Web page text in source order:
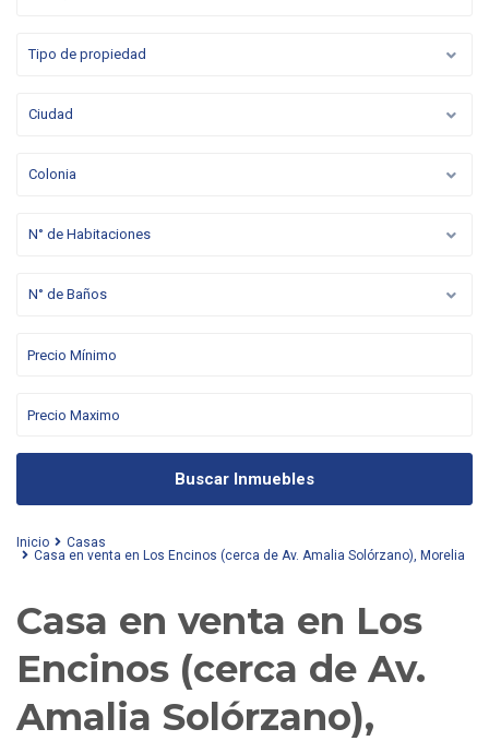
Tipo de propiedad
Ciudad
Colonia
N° de Habitaciones
N° de Baños
Buscar Inmuebles
Inicio
Casas
Casa en venta en Los Encinos (cerca de Av. Amalia Solórzano), Morelia
Casa en venta en Los
Encinos (cerca de Av.
Amalia Solórzano),